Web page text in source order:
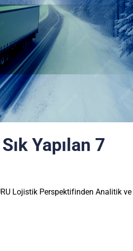
Yapılan 7
Lojistik Perspektifinden Analitik ve